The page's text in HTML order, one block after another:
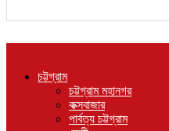
চট্টগ্রাম
চট্টগ্রাম মহানগর
কক্সবাজার
পার্বত্য চট্টগ্রাম